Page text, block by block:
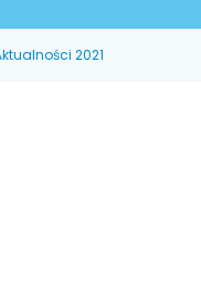
2021